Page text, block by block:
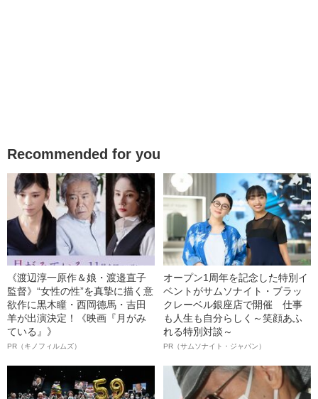
Recommended for you
《渡辺淳一原作＆娘・渡邉直子
監督》“女性の性”を真摯に描く意
欲作に黒木瞳・西岡德馬・吉田
羊が出演決定！《映画『月がみ
ている』》
PR（キノフィルムズ）
オープン1周年を記念した特別イ
ベントがサムソナイト・ブラッ
クレーベル銀座店で開催 仕事
も人生も自分らしく～笑顔あふ
れる特別対談～
PR（サムソナイト・ジャパン）